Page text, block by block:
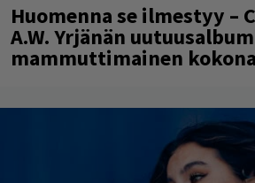
Huomenna se ilmestyy –
A.W. Yrjänän
mammuttimainen